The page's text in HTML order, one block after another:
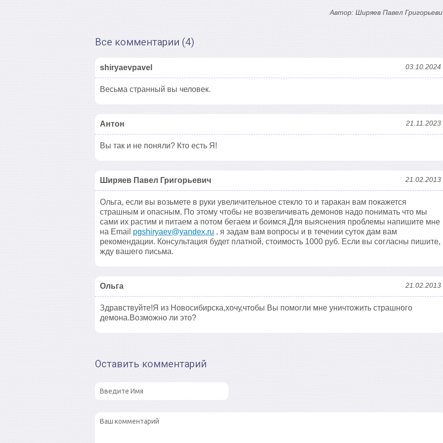
Автор: Ширяев Павел
Все комментарии (4)
shiryaevpavel 03.10.2024
Весьма странный вы человек.
Антон 21.11.2023
Вы так и не поняли? Кто есть Я!
Ширяев Павел Григорьевич 21.02.2013
Ольга, если вы возьмете в руки увеличительное стекло то и таракан вам покажется
страшным и опасным. По этому чтобы не возвеличивать демонов надо понимать что мы
сами их растим и питаем а потом бегаем и боимся.Для выяснения проблемы напишите мне
на Email pgshiryaev@yandex.ru , я задам вам вопросы и в течении суток дам вам
рекомендации. Консультация будет платной, стоимость 1000 руб. Если вы согласны пишите,
жду вашего письма.
Ольга 21.02.2013
Здравствуйте!Я из Новосибирска,хочу,чтобы Вы помогли мне уничтожить страшного
демона.Возможно ли это?
Оставить комментарий